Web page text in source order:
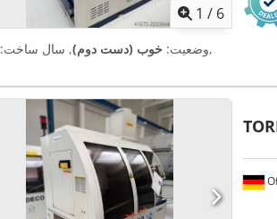
1 / 6
وضعیت: خوب (دست دوم), سال ساخت: ,